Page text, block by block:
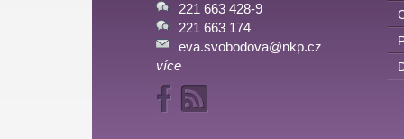
221 663 428-9
221 663 174
eva.svobodova@nkp.cz
více